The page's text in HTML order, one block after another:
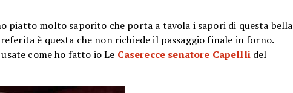
piatto molto saporito che porta a tavola i sapori di questa bella
è questa che non richiede il passaggio finale in forno.
come ho fatto io Le Caserecce senatore Capelllidel